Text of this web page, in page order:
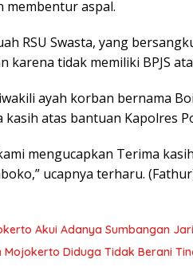
membentur aspal.
RSU Swasta, yang
karena tidak memiliki BPJS
ayah korban bernama
kasih atas bantuan Kapolres
mengucapkan Terima
ucapnya terharu.
Akui Adanya Sumbangan
Mojokerto Diduga Tidak Berani